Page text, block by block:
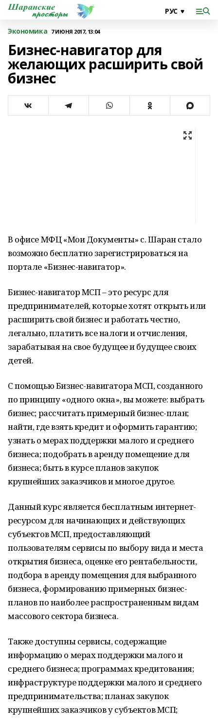
Экономика 7 ИЮНЯ 2017, 13:04
Бизнес-навигатор для
желающих расширить свой
бизнес
В офисе МФЦ «Мои Документы» с. Шаран стало
возможно бесплатно зарегистрироваться на
портале «Бизнес-навигатор».
Бизнес-навигатор МСП – это ресурс для
предпринимателей, которые хотят открыть или
расширить свой бизнес и работать честно,
легально, платить все налоги и отчисления,
зарабатывая на свое будущее и будущее своих
детей.
С помощью Бизнес-навигатора МСП, созданного
по принципу «одного окна», вы можете: выбрать
бизнес; рассчитать примерный бизнес-план;
найти, где взять кредит и оформить гарантию;
узнать о мерах поддержки малого и среднего
бизнеса; подобрать в аренду помещение для
бизнеса; быть в курсе планов закупок
крупнейших заказчиков и многое другое.
Данный курс является бесплатным интернет-
ресурсом для начинающих и действующих
субъектов МСП, предоставляющий
пользователям сервисы по выбору вида и места
открытия бизнеса, оценке его рентабельности,
подбора в аренду помещения для выбранного
бизнеса, формированию примерных бизнес-
планов по наиболее распространенным видам
массового сектора бизнеса.
Также доступны сервисы, содержащие
информацию о мерах поддержки малого и
среднего бизнеса; программах кредитования;
инфраструктуре поддержки малого и среднего
предпринимательства; планах закупок
крупнейших заказчиков у субъектов МСП;